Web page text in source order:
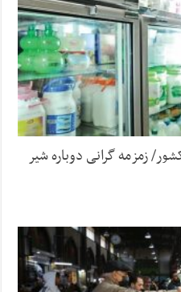
زمزمه گرانی دوباره شیر